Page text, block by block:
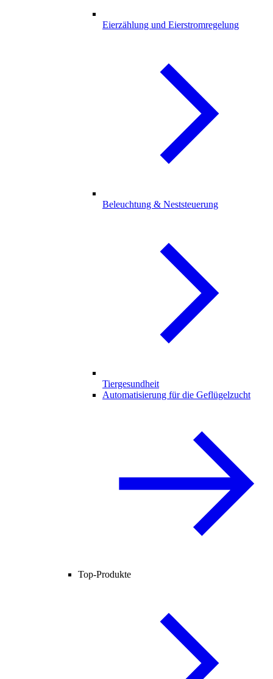
Eierzählung und Eierstromregelung
Beleuchtung & Neststeuerung
Tiergesundheit
Automatisierung für die Geflügelzucht
Top-Produkte